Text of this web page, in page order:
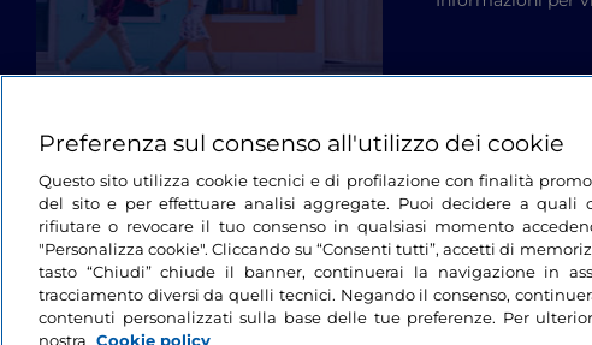
Preferenza sul consenso all'utilizzo dei cookie
Questo sito utilizza cookie tecnici e di profilazione con finalità
del sito e per effettuare analisi aggregate. Puoi decidere a quali
rifiutare o revocare il tuo consenso in qualsiasi momento
"Personalizza cookie". Cliccando su “Consenti tutti”, accetti di
tasto “Chiudi” chiude il banner, continuerai la navigazione in
tracciamento diversi da quelli tecnici. Negando il consenso,
contenuti personalizzati sulla base delle tue preferenze. Per
nostra Cookie policy